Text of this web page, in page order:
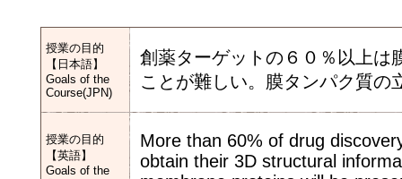
授業の目的
【日本語】
Goals of the
Course(JPN)
創薬ターゲットの６０％以上は
ことが難しい。膜タンパク質の
授業の目的
【英語】
Goals of the
More than 60% of drug
obtain their 3D structural